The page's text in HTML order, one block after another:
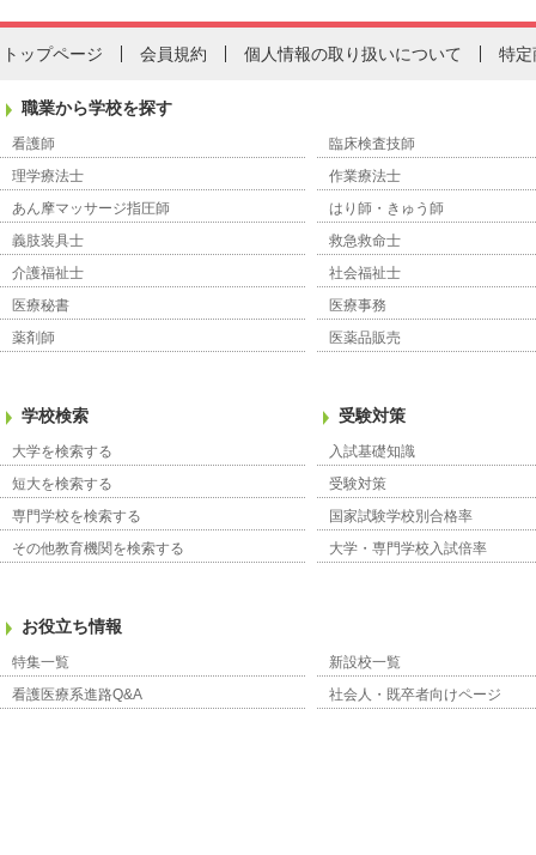
トップページ 会員規約 個人情報の取り扱いについて 特定
職業から学校を探す
看護師
臨床検査技師
理学療法士
作業療法士
あん摩マッサージ指圧師
はり師・きゅう師
義肢装具士
救急救命士
介護福祉士
社会福祉士
医療秘書
医療事務
薬剤師
医薬品販売
学校検索
大学を検索する
短大を検索する
専門学校を検索する
その他教育機関を検索する
受験対策
入試基礎知識
受験対策
国家試験学校別合格率
大学・専門学校入試倍率
お役立ち情報
特集一覧
新設校一覧
看護医療系進路Q&A
社会人・既卒者向けページ